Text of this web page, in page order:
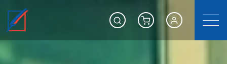
SearchShoping cart會員專區